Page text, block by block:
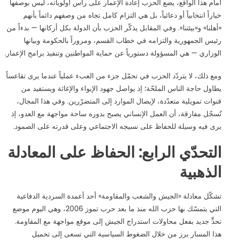
أمام هذا الواقع، يضع الحزب إعادة الإعمار على رأس أولوياته، ليس بوصفها
خياراً انتخابياً أو دعائياً، بل هي التزام كامل تجاه من وصفهم دائماً بأنهم
«أهلنا» و«بيئتنا». وفي المقابل يذكّر الحزب بأن الدولة بكل أركانها — بدءاً من
رئيس الجمهورية والتزامه في خطاب القسم، ومروراً بالحكومة وبيانها
الوزاري — هي المسؤولة دستورياً عن حماية المواطنين وتنفيذ برامج الإعمار.
ومع ذلك، لا يتردّد الحزب في تحمّل جزء من العبء عملياً عندما يرى تقاعساً
يطاول حاجة الناس الملحّة؛ إذ يواصل جهود الإيواء والإغاثة ويستفيد من
قنوات تمويلية متعدّدة، لإيصال الموارد إلى المتضرّرين. وفي هذا المجال،
تُسجّل مفارقة، أن العمل الإنساني يصبح بدوره ساحة مواجهة مع العدو، إذ
يرى فيه وسيلة للحفاظ على نسيجه الاجتماعي وعلى قدرته على الصمود.
التحدّي الرابع: الحفاظ على المعادلة
الذهبية
تشكّل معادلة «الجيش والشعب والمقاومة» أحد أعمدة السردية الدفاعية
التي يتمسّك بها حزب الله منذ ما بعد حرب تموز 2006، وهي اليوم موضع
تحدٍّ جديد بفعل محاولات استدراج الجيش إلى موقع مواجهة مع المقاومة.
هذا المسار برز من خلال الضغوط السياسية التي تسعى إلى تحميل